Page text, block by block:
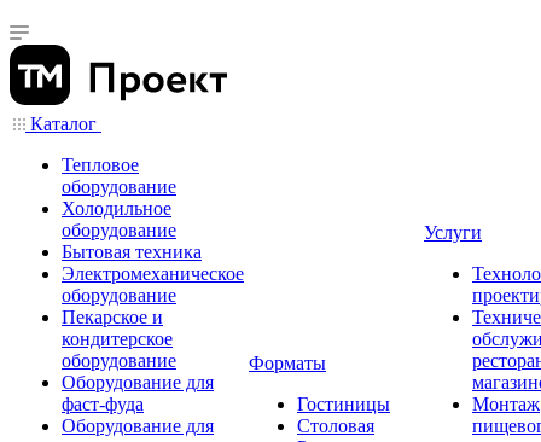
Каталог
Тепловое
оборудование
Холодильное
оборудование
Бытовая техника
Электромеханическое
оборудование
Пекарское и
кондитерское
оборудование
Оборудование для
фаст-фуда
Оборудование для
Форматы
Гостиницы
Столовая
Услуги
Монтаж